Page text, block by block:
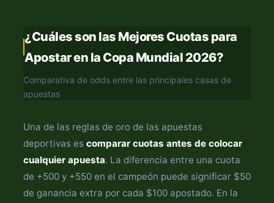
¿Cuáles son las Mejores Cuotas para
Apostar en la Copa Mundial 2026?
Comparativa de odds entre las principales casas de
apuestas
Una de las reglas de oro de las apuestas
deportivas es comparar cuotas antes de colocar
cualquier apuesta. La diferencia entre una cuota
de +500 y +550 en el campeón puede significar $50
de ganancia extra por cada $100 apostado. En la